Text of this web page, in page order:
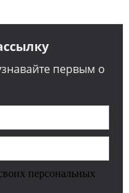
первым о
персональных